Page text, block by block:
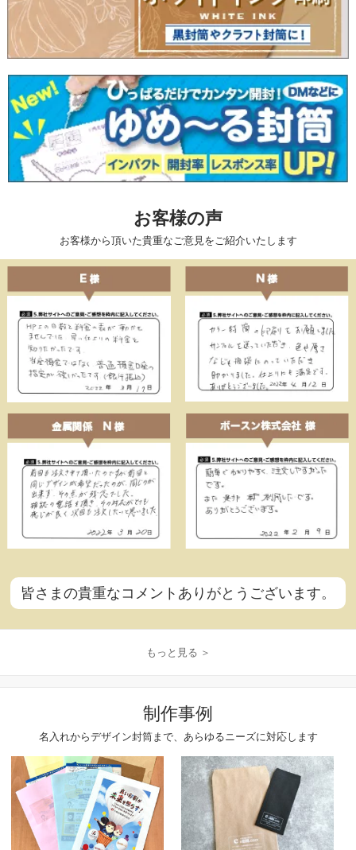
お客様の声
お客様から頂いた貴重なご意見をご紹介いたします
皆さまの貴重なコメントありがとうございます。
もっと見る ＞
制作事例
名入れからデザイン封筒まで、あらゆるニーズに対応します